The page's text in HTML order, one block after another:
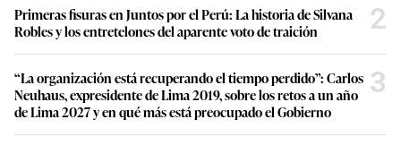
Primeras fisuras en Juntos por el Perú: La historia de Silvana
Robles y los entretelones del aparente voto de traición
2
“La organización está recuperando el tiempo perdido”: Carlos
Neuhaus, expresidente de Lima 2019, sobre los retos a un año
de Lima 2027 y en qué más está preocupado el Gobierno
3